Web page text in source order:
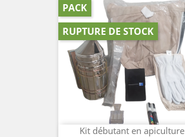
Kit débutant en apiculture
PACK
RUPTURE DE STOCK